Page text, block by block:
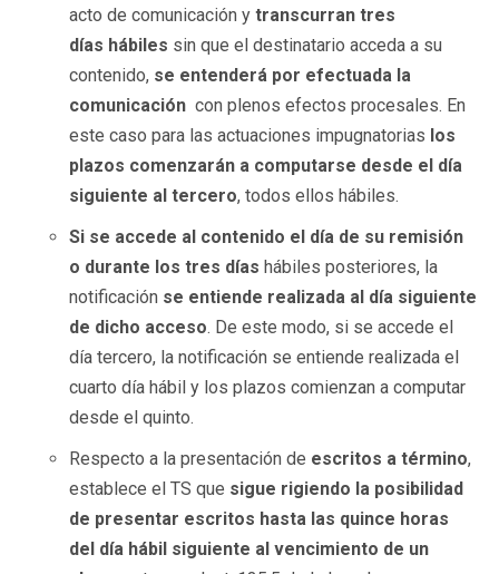
acto de comunicación y transcurran tres
días hábiles sin que el destinatario acceda a su
contenido, se entenderá por efectuada la
comunicación con plenos efectos procesales. En
este caso para las actuaciones impugnatorias los
plazos comenzarán a computarse desde el día
siguiente al tercero, todos ellos hábiles.
Si se accede al contenido el día de su remisión
o durante los tres días hábiles posteriores, la
notificación se entiende realizada al día siguiente
de dicho acceso. De este modo, si se accede el
día tercero, la notificación se entiende realizada el
cuarto día hábil y los plazos comienzan a computar
desde el quinto.
Respecto a la presentación de escritos a término,
establece el TS que sigue rigiendo la posibilidad
de presentar escritos hasta las quince horas
del día hábil siguiente al vencimiento de un